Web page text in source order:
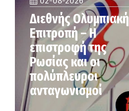
Διεθνής Ολυμπιακή
Επιτροπή – Η
επιστροφή της
Ρωσίας και οι
πολύπλευροι
ανταγωνισμοί